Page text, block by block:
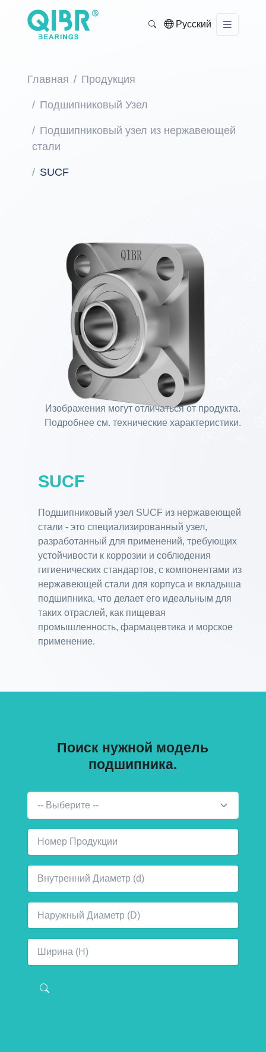
Русский
Главная Продукция
Подшипниковый Узел
Подшипниковый узел из нержавеющей
стали
SUCF
Изображения могут отличаться от продукта.
Подробнее см. технические характеристики.
SUCF
Подшипниковый узел SUCF из нержавеющей
стали - это специализированный узел,
разработанный для применений, требующих
устойчивости к коррозии и соблюдения
гигиенических стандартов, с компонентами из
нержавеющей стали для корпуса и вкладыша
подшипника, что делает его идеальным для
таких отраслей, как пищевая
промышленность, фармацевтика и морское
применение.
Поиск нужной модель
подшипника.
-- Выберите --